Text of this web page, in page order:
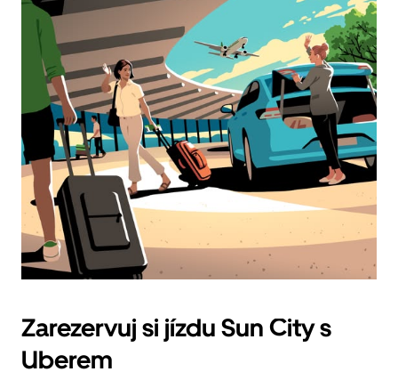
Zarezervuj si jízdu Sun City s
Uberem